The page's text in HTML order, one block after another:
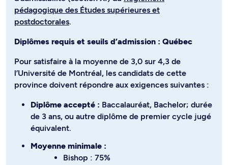
pédagogique des Études supérieures et
postdoctorales.
Diplômes requis et seuils d’admission : Québec
Pour satisfaire à la moyenne de 3,0 sur 4,3 de
l’Université de Montréal, les candidats de cette
province doivent répondre aux exigences suivantes :
Diplôme accepté : Baccalauréat, Bachelor; durée
de 3 ans, ou autre diplôme de premier cycle jugé
équivalent.
Moyenne minimale :
Bishop : 75%